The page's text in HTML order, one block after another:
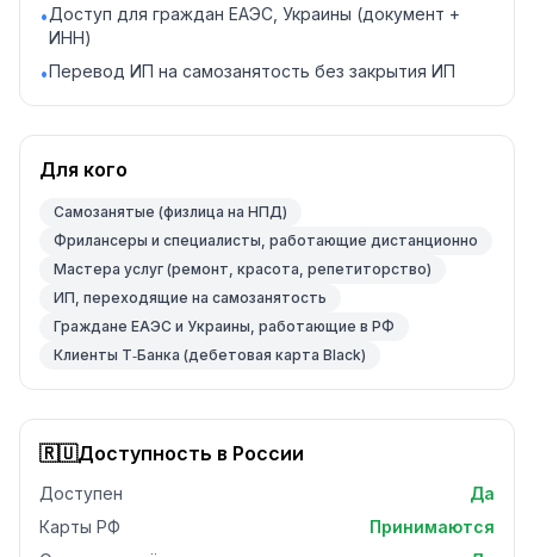
•Доступ для граждан ЕАЭС, Украины (документ +
ИНН)
•Перевод ИП на самозанятость без закрытия ИП
Для кого
Самозанятые (физлица на НПД)
Фрилансеры и специалисты, работающие дистанционно
Мастера услуг (ремонт, красота, репетиторство)
ИП, переходящие на самозанятость
Граждане ЕАЭС и Украины, работающие в РФ
Клиенты Т‑Банка (дебетовая карта Black)
🇷🇺Доступность в России
Доступен
Да
Карты РФ
Принимаются